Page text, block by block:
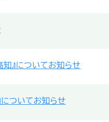
』についてお知らせ
ついてお知らせ